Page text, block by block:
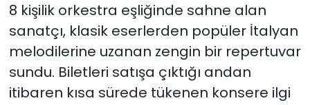
8 kişilik orkestra eşliğinde sahne alan
sanatçı, klasik eserlerden popüler İtalyan
melodilerine uzanan zengin bir repertuvar
sundu. Biletleri satışa çıktığı andan
itibaren kısa sürede tükenen konsere ilgi